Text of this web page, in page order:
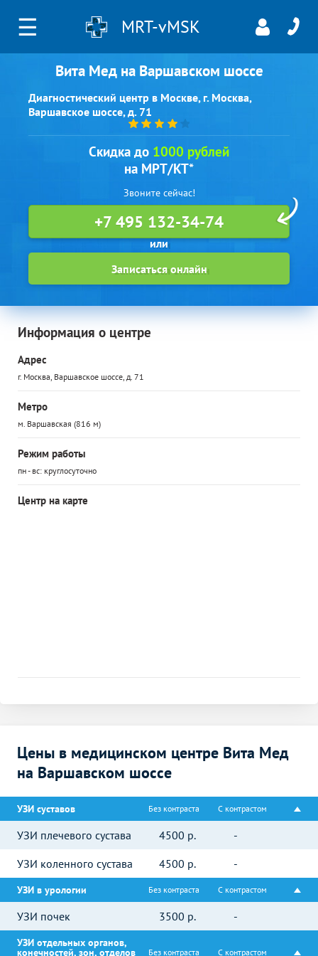
☰ MRT-vMSK
Вита Мед на Варшавском шоссе
Диагностический центр в Москве, г. Москва,
Варшавское шоссе, д. 71
Скидка до 1000 рублей
на МРТ/КТ*
Звоните сейчас!
+7 495 132-34-74
Записаться онлайн
Информация о центре
Адрес
г. Москва, Варшавское шоссе, д. 71
Метро
м. Варшавская (816 м)
Режим работы
пн - вс: круглосуточно
Центр на карте
Цены в медицинском центре Вита Мед
на Варшавском шоссе
УЗИ суставов Без контраста С контрастом
УЗИ плечевого сустава 4500 р.
-
УЗИ коленного сустава
4500 р. -
УЗИ в урологии Без контраста С контрастом
УЗИ почек 3500 р. -
УЗИ отдельных органов,
конечностей, зон, отделов Без контраста С контрастом